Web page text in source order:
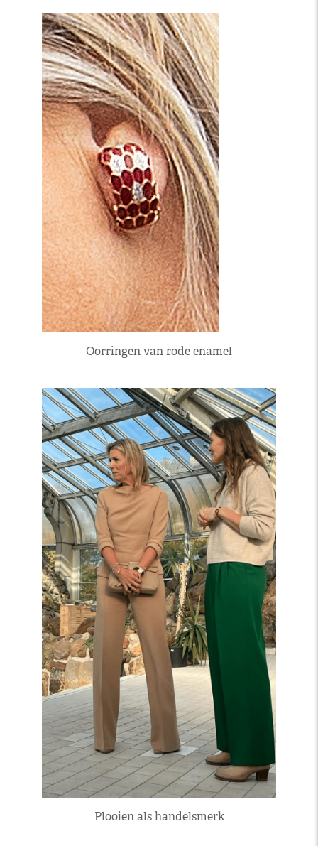
Oorringen van rode enamel
Plooien als handelsmerk